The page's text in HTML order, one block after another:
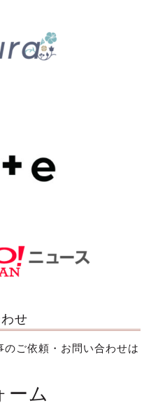
せ
ご依頼・お問い合わせは
ーム